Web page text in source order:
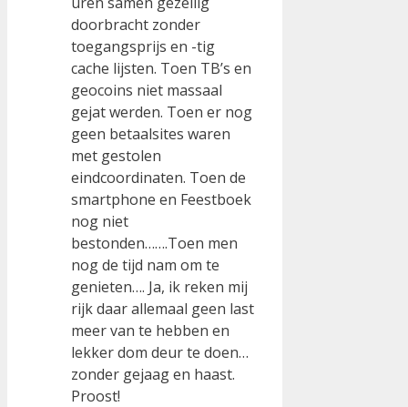
doorbracht zonder
toegangsprijs en -tig
cache lijsten. Toen TB’s en
geocoins niet massaal
gejat werden. Toen er nog
geen betaalsites waren
met gestolen
eindcoordinaten. Toen de
smartphone en Feestboek
nog niet
bestonden…….Toen men
nog de tijd nam om te
genieten…. Ja, ik reken mij
rijk daar allemaal geen last
meer van te hebben en
lekker dom deur te doen…
zonder gejaag en haast.
Proost!